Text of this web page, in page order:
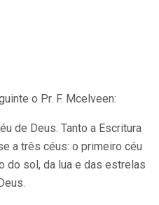
o Pr. F. Mcelveen:
de Deus. Tanto a Escritura
a três céus: o primeiro céu
do sol, da lua e das estrelas